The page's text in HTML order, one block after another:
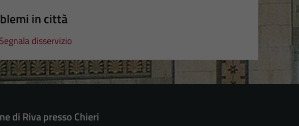
in città
Segnala disservizio
di Riva presso Chieri